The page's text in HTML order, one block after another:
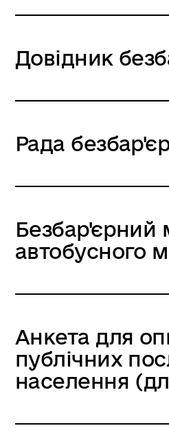
Довідник
Рада
Безбар'єрний
автобусного
Анкета для
публічних
населення